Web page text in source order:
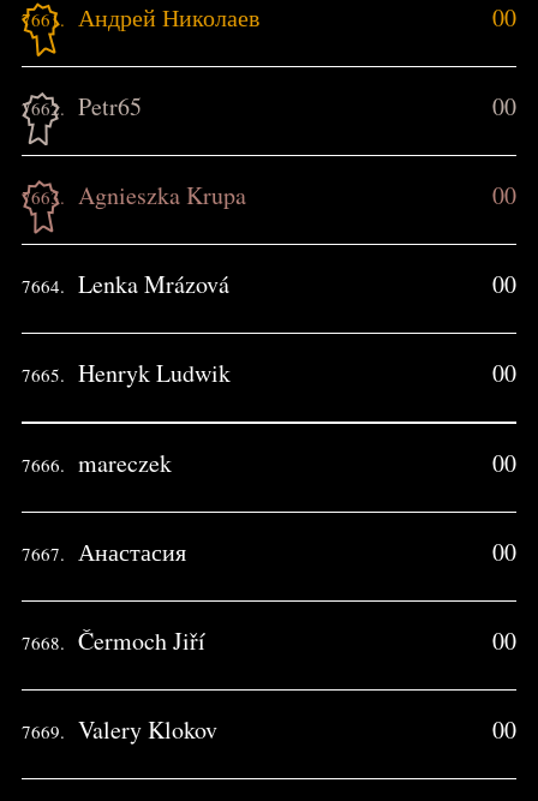
7661. Андрей Николаев 00
7662. Petr65 00
7663. Agnieszka Krupa 00
7664. Lenka Mrázová 00
7665. Henryk Ludwik 00
7666. mareczek 00
7667. Анастасия 00
7668. Čermoch Jiří 00
7669. Valery Klokov 00